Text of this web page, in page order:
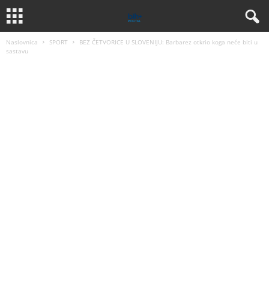
Naslovnica SPORT
BEZ ČETVORICE U SLOVENIJU: Barbarez otkrio koga neće biti u
sastavu